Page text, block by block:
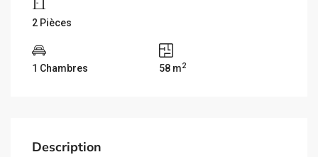
2 Pièces
1 Chambres 58 m2
Description